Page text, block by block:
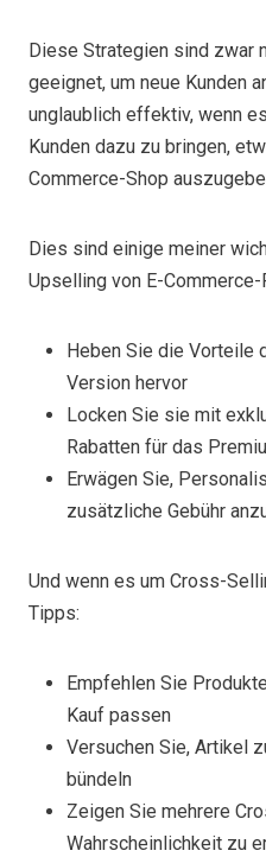
Diese Strategien sind zwar
geeignet, um neue Kunden
unglaublich effektiv, wenn
Kunden dazu zu bringen,
Commerce-Shop
Dies sind einige meiner
Upselling von E-Commerce-
Heben Sie die Vorteile
Version hervor
Locken Sie sie mit
Rabatten für das
Erwägen Sie,
zusätzliche Gebühr
Und wenn es um Cross-
Tipps:
Empfehlen Sie
Kauf passen
Versuchen Sie, Artikel
bündeln
Zeigen Sie mehrere
Wahrscheinlichkeit zu